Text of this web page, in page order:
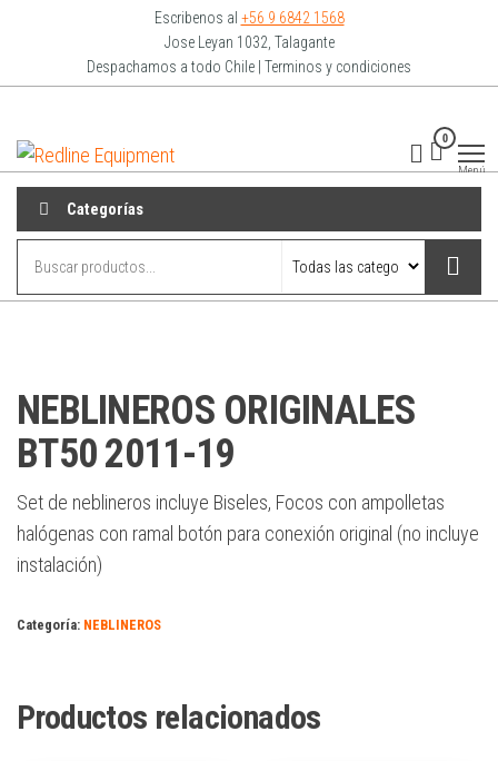
Escribenos al +56 9 6842 1568
Jose Leyan 1032, Talagante
Despachamos a todo Chile | Terminos y condiciones
Equipment
0
Menú
Categorías
NEBLINEROS ORIGINALES
BT50 2011-19
Set de neblineros incluye Biseles, Focos con ampolletas
halógenas con ramal botón para conexión original (no incluye
instalación)
Categoría: NEBLINEROS
Productos relacionados